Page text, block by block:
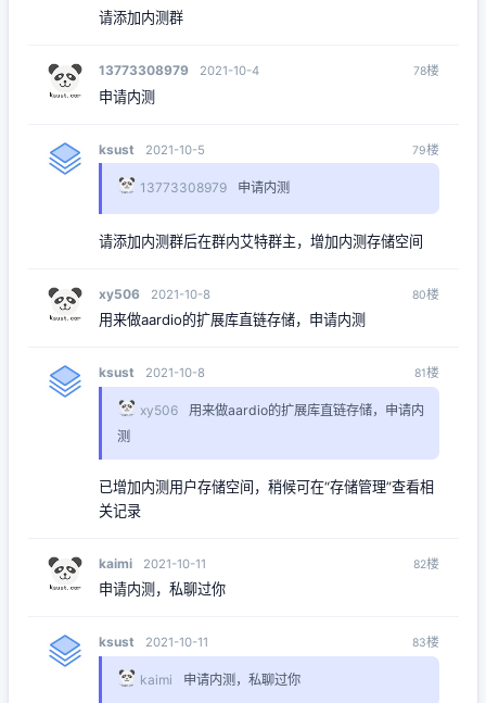
请添加内测群
13773308979 2021-10-4 78楼
申请内测
ksust 2021-10-5 79楼
13773308979 申请内测
请添加内测群后在群内艾特群主，增加内测存储空间
xy506 2021-10-8 80楼
用来做aardio的扩展库直链存储，申请内测
ksust 2021-10-8 81楼
xy506
用来做aardio的扩展库直链存储，申请内
测
已增加内测用户存储空间，稍候可在“存储管理”查看相
关记录
kaimi 2021-10-11 82楼
申请内测，私聊过你
ksust 2021-10-11 83楼
kaimi 申请内测，私聊过你